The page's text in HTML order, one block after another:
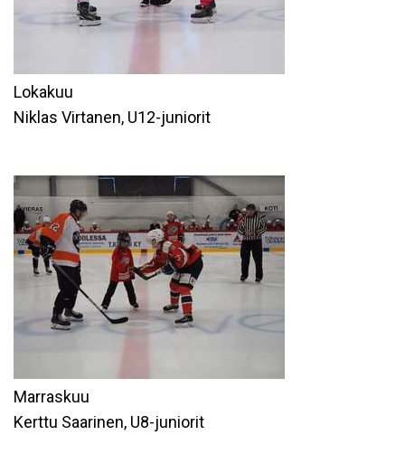
Lokakuu
Niklas Virtanen, U12-juniorit
Marraskuu
Kerttu Saarinen, U8-juniorit